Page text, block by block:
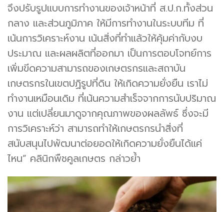
จึงปรับรูปแบบการทำงานของเจ้าหน้าที่ ส.ป.ก.ทั้งส่วน
กลาง และส่วนภูมิภาค ให้มีการทำงานในระบบทีม ที่
เน้นการวิเคราะห์งาน เน้นสิ่งที่ทำแล้วให้คุ้มค่ากับงบ
ประมาณ และผลผลิตที่ออกมา เป็นการตอบโจทย์การ
เพิ่มขีดความสามารถของเกษตรกรและสถาบัน
เกษตรกรในเขตปฏิรูปที่ดิน ให้เกิดความยั่งยืน เราไม่
ทำงานเหมือนเดิม ที่เน้นความสำเร็จจากการนับปริมาณ
งาน แต่เปลี่ยนมาดูจากคุณภาพของผลลัพธ์ ซึ่งจะมี
การวิเคราะห์ว่า สามารถทำให้เกษตรกรนำสิ่งที่
สนับสนุนไปพัฒนาต่อยอดให้เกิดความยั่งยืนได้แค่
ไหน” คลินิกพืชคูลเกษตร กล่าวย้ำ